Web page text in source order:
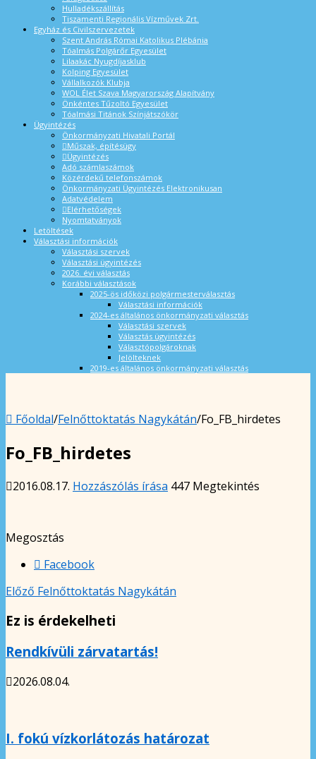
Hulladékszállítás
Tiszamenti Regionális Vízművek Zrt.
Egyház és Civilszervezetek
Szent András Római Katolikus Plébánia
Tóalmás Polgárőr Egyesület
Lilaakác Nyugdíjasklub
Kolping Egyesület
Vállalkozók Klubja
WOL Élet Szava Magyarország Alapítvány
Önkéntes Tűzoltó Egyesület
Tóalmási Titánok Színjátszókör
Ügyintézés
Önkormányzati Hivatali Portál
Műszak, építésügy
Ügyintézés
Adó számlaszámok
Közérdekű telefonszámok
Önkormányzati Ügyintézés Elektronikusan
Adatvédelem
Elérhetőségek
Nyomtatványok
Letöltések
Választási információk
Választási szervek
Választási ügyintézés
2026. évi választás
Korábbi választások
2025-ös időközi polgármesterválasztás
Választási információk
2024-es általános önkormányzati választás
Választási szervek
Választás ügyintézés
Választópolgároknak
Jelölteknek
2019-es általános önkormányzati választás
Főoldal/Felnőttoktatás Nagykátán/Fo_FB_hirdetes
Fo_FB_hirdetes
2016.08.17. Hozzászólás írása 447 Megtekintés
Megosztás
Facebook
Előző Felnőttoktatás Nagykátán
Ez is érdekelheti
Rendkívüli zárvatartás!
2026.08.04.
I. fokú vízkorlátozás határozat